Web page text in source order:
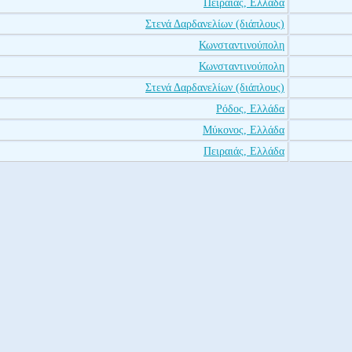
Πειραιάς, Ελλάδα
Στενά Δαρδανελίων (διάπλους)
Κωνσταντινούπολη
Κωνσταντινούπολη
Στενά Δαρδανελίων (διάπλους)
Ρόδος, Ελλάδα
Μύκονος, Ελλάδα
Πειραιάς, Ελλάδα